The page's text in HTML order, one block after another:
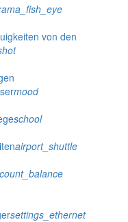
von den
mood
school
airport_shuttle
settings_ethernet